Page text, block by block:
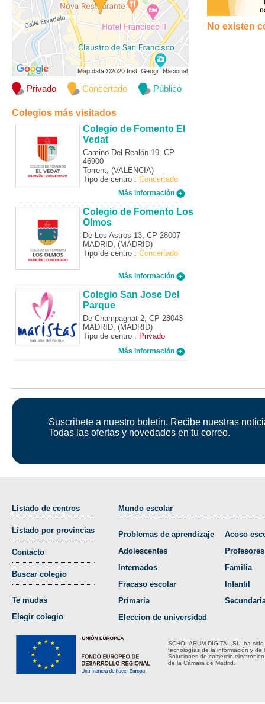
Privado Concertado Público
Colegios más visitados
Colegio de Fomento El
Vedat
Camino Del Realón 19, CP
46900
Torrent, (VALENCIA)
Tipo de centro : Concertado
Más información
Colegio de Fomento Los
Olmos
De Los Astros 13, CP 28007
MADRID, (MADRID)
Tipo de centro : Concertado
Más información
Colegio San Jose Del
Parque
De Champagnat 2, CP 28043
MADRID, (MADRID)
Tipo de centro : Privado
Más información
No existen
Suscribete a nuestro boletin. Recibe nuestras
Todas las ofertas y novedades en tu correo.
Listado de centros
Listado por provincias
Contacto
Buscar colegio
Te mudas
Elegir colegio
Mundo escolar
Problemas de aprendizaje
Adolescentes
Internados
Fracaso escolar
Primaria
Eleccion de universidad
Acoso
Profesores
Familia
Infantil
SCHOLARUM DIGITAL,SL, ha
tecnologías de la información y de
Soluciones de comercio
de la Cámara de Madrid.